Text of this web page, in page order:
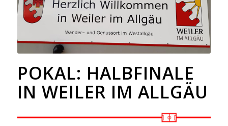
POKAL: HALBFINALE
IN WEILER IM ALLGÄU